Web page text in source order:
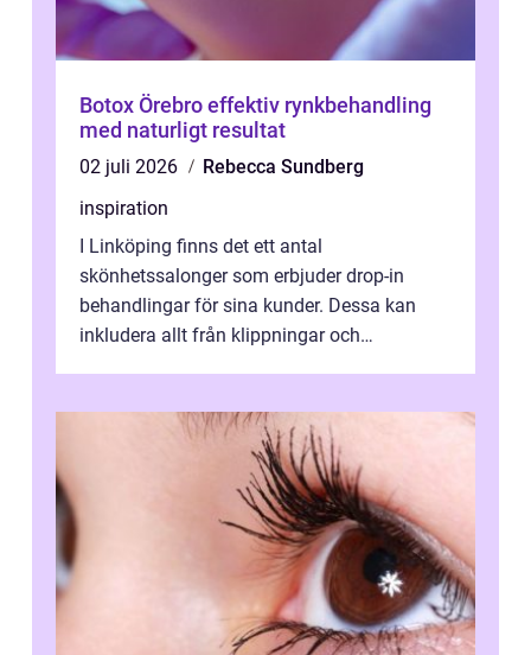
Botox Örebro effektiv rynkbehandling
med naturligt resultat
02 juli 2026
Rebecca Sundberg
inspiration
I Linköping finns det ett antal
skönhetssalonger som erbjuder drop-in
behandlingar för sina kunder. Dessa kan
inkludera allt från klippningar och